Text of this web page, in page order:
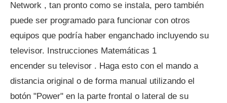
Network , tan pronto como se instala, pero también
puede ser programado para funcionar con otros
equipos que podría haber enganchado incluyendo su
televisor. Instrucciones Matemáticas 1
encender su televisor . Haga esto con el mando a
distancia original o de forma manual utilizando el
botón "Power" en la parte frontal o lateral de su